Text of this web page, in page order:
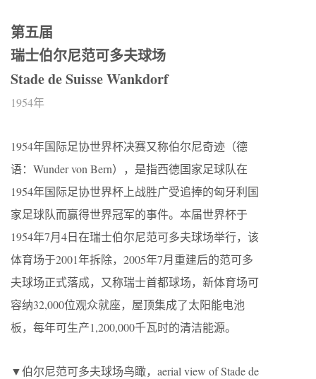
第五届
瑞士伯尔尼范可多夫球场
Stade de Suisse Wankdorf
1954年
1954年国际足协世界杯决赛又称伯尔尼奇迹（德
语：Wunder von Bern），是指西德国家足球队在
1954年国际足协世界杯上战胜广受追捧的匈牙利国
家足球队而赢得世界冠军的事件。本届世界杯于
1954年7月4日在瑞士伯尔尼范可多夫球场举行，该
体育场于2001年拆除，2005年7月重建后的范可多
夫球场正式落成，又称瑞士首都球场，新体育场可
容纳32,000位观众就座，屋顶集成了太阳能电池
板，每年可生产1,200,000千瓦时的清洁能源。
▼伯尔尼范可多夫球场鸟瞰，aerial view of Stade de